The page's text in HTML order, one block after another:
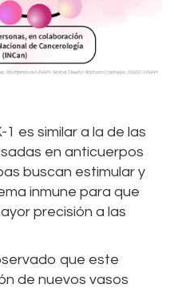
es similar a la de las
en anticuerpos
buscan estimular y
inmune para que
precisión a las
que este
de nuevos vasos